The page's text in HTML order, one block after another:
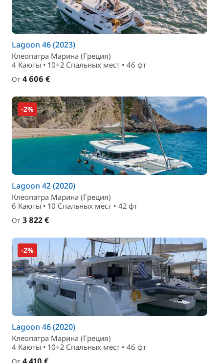
Lagoon 46 (2023)
Клеопатра Марина (Греция)
4 Каюты • 10+2 Спальныx мест • 46 фт
От 4 606 €
-2%
Lagoon 42 (2020)
Клеопатра Марина (Греция)
6 Каюты • 10 Спальныx мест • 42 фт
От 3 822 €
-2%
Lagoon 46 (2020)
Клеопатра Марина (Греция)
4 Каюты • 10+2 Спальныx мест • 46 фт